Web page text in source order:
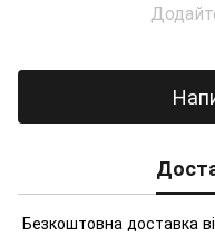
Безкоштовна доставка